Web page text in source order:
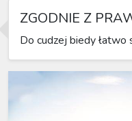
ZGODNIE Z
Do cudzej biedy łatwo